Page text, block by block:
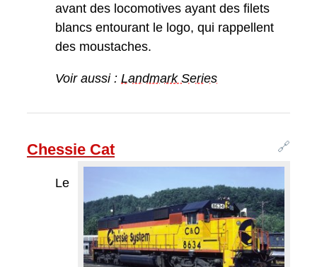
avant des locomotives ayant des filets
blancs entourant le logo, qui rappellent
des moustaches.
Voir aussi : Landmark Series
🔗
Chessie Cat
Le